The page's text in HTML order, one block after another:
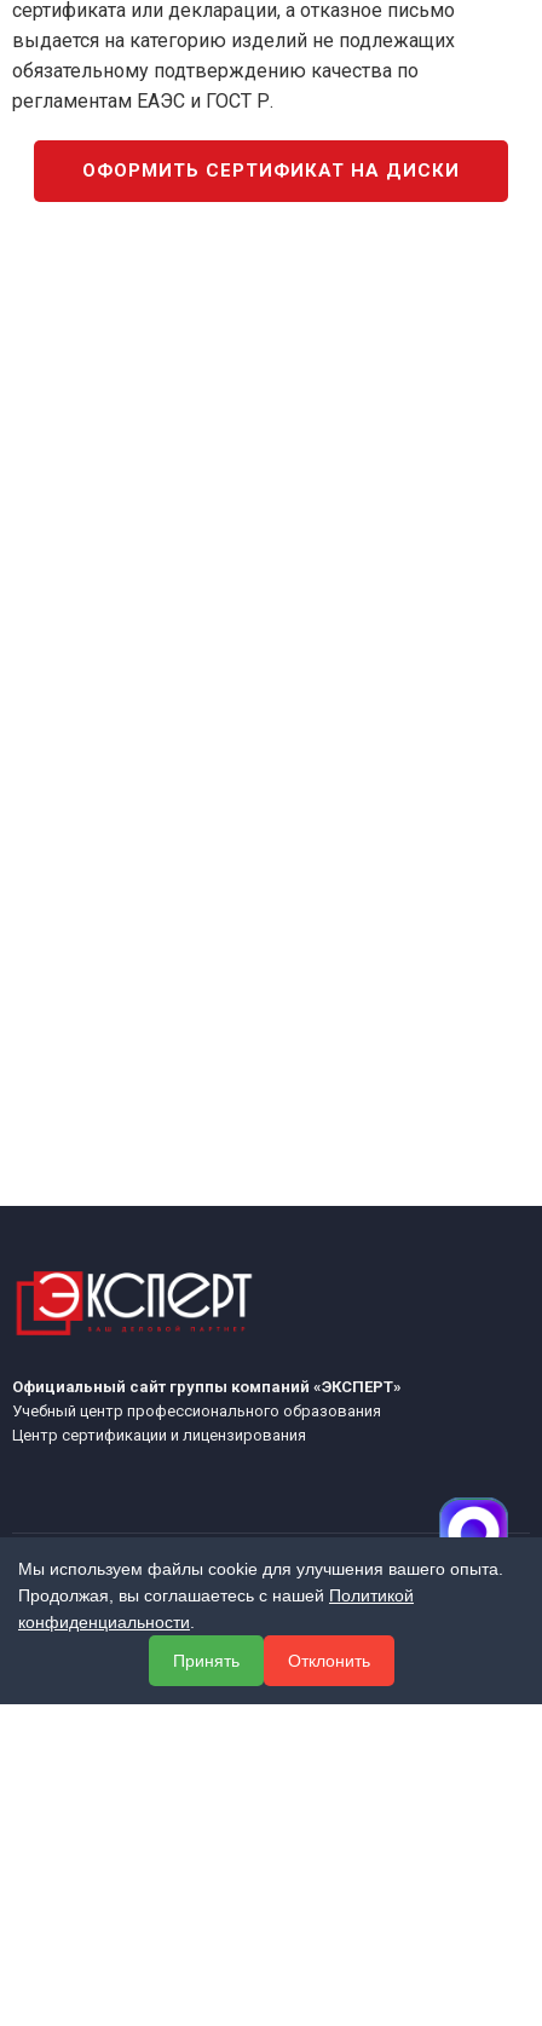
сертификата или декларации, а отказное письмо
выдается на категорию изделий не подлежащих
обязательному подтверждению качества по
регламентам ЕАЭС и ГОСТ Р.
ОФОРМИТЬ СЕРТИФИКАТ НА ДИСКИ
Официальный сайт группы компаний «ЭКСПЕРТ»
Учебный центр профессионального образования
Центр сертификации и лицензирования
МЕНЮ
Мы используем файлы cookie для улучшения вашего опыта.
Продолжая, вы соглашаетесь с нашей Политикой
конфиденциальности
Принять
Отклонить